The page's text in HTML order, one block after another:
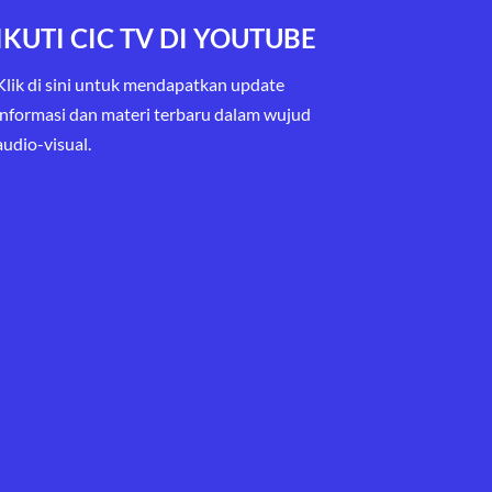
CIC TV DI YOUTUBE
di sini untuk mendapatkan update
dan materi terbaru dalam wujud
visual.